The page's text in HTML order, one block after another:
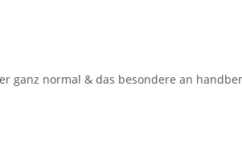
ganz normal & das besondere an